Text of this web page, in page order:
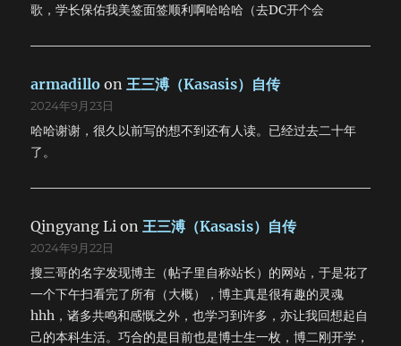
歌，学长保佑我美签面签顺利啊哈哈哈（去DC开个会
armadillo on 王三溥（Kasasis）自传
2024年9月23日
哈哈谢谢，很久以前写的想不到还有人读。已经过去二十年
了。
Qingyang Li on 王三溥（Kasasis）自传
2024年9月22日
搜三哥的名字发现博主（帖子里自称站长）的网站，于是花了
一个下午扫看完了所有（大概），博主真是很有趣的灵魂
hhh，诸多共鸣和感慨之外，也学习到许多，亦让我回想起自
己的本科生活。巧合的是目前也是博士生一枚，博二刚开学，